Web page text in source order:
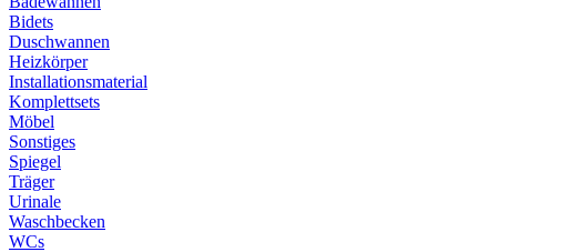
Bidets
Duschwannen
Heizkörper
Installationsmaterial
Komplettsets
Möbel
Sonstiges
Spiegel
Träger
Urinale
Waschbecken
WCs